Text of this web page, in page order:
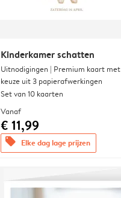
Kinderkamer schatten
Uitnodigingen | Premium kaart met
keuze uit 3 papierafwerkingen
Set van 10 kaarten
Vanaf
€ 11,99
offers Elke dag lage prijzen